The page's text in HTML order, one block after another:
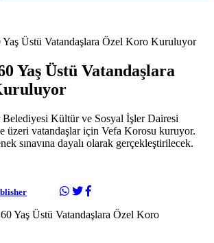
Yaş Üstü Vatandaşlara Özel Koro Kuruluyor
Yaş Üstü Vatandaşlara
Kültür ve Sosyal İşler Dairesi
üzeri vatandaşlar için Vefa Korosu kuruyor.
sınavına dayalı olarak gerçekleştirilecek.